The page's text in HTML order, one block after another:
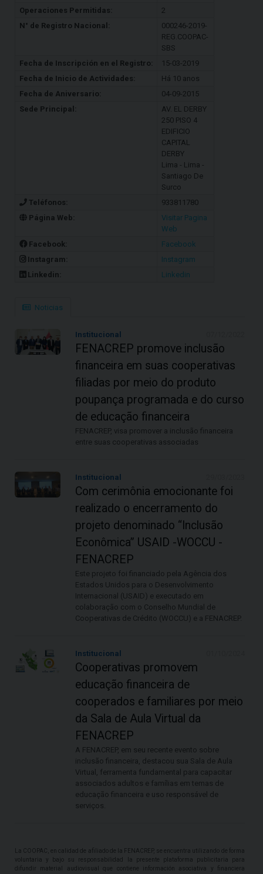
Operaciones Permitidas:
2
N° de Registro Nacional:
000246-2019-
REG.COOPAC-
SBS
Fecha de Inscripción en el Registro:
15-03-2019
Fecha de Inicio de Actividades:
Há 10 anos
Fecha de Aniversario:
04-09-2015
Sede Principal:
AV. EL DERBY
250 PISO 4
EDIFICIO
CAPITAL
DERBY
Lima - Lima -
Santiago De
Surco
Teléfonos:
933811780
Página Web:
Visitar Pagina
Web
Facebook:
Facebook
Instagram:
Instagram
Linkedin:
Linkedin
Noticias
Institucional
FENACREP promove inclusão
financeira em suas cooperativas
filiadas por meio do produto
poupança programada e do curso
de educação financeira
FENACREP, visa promover a inclusão financeira
entre suas cooperativas associadas
Institucional
Com cerimônia emocionante foi
realizado o encerramento do
projeto denominado “Inclusão
Econômica” USAID -WOCCU -
FENACREP
Este projeto foi financiado pela Agência dos
Estados Unidos para o Desenvolvimento
Internacional (USAID) e executado em
colaboração com o Conselho Mundial de
Cooperativas de Crédito (WOCCU) e a FENACREP.
Institucional
Cooperativas promovem
educação financeira de
cooperados e familiares por meio
da Sala de Aula Virtual da
FENACREP
A FENACREP, em seu recente evento sobre
inclusão financeira, destacou sua Sala de Aula
Virtual, ferramenta fundamental para capacitar
associados adultos e famílias em temas de
educação financeira e uso responsável de
serviços.
La COOPAC, en calidad de afiliado de la FENACREP, se encuentra utilizando de forma
voluntaria y bajo su responsabilidad la presente plataforma publicitaria para
difundir material audiovisual que contiene información asociativa y financiera